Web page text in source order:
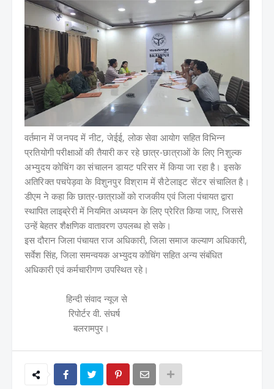
वर्तमान में जनपद में नीट, जेईई, लोक सेवा आयोग सहित विभिन्न
प्रतियोगी परीक्षाओं की तैयारी कर रहे छात्र-छात्राओं के लिए निशुल्क
अभ्युदय कोचिंग का संचालन डायट परिसर में किया जा रहा है। इसके
अतिरिक्त पचपेड़वा के विशुनपुर विश्राम में सैटेलाइट सेंटर संचालित है।
डीएम ने कहा कि छात्र-छात्राओं को राजकीय एवं जिला पंचायत द्वारा
स्थापित लाइब्रेरी में नियमित अध्ययन के लिए प्रेरित किया जाए, जिससे
उन्हें बेहतर शैक्षणिक वातावरण उपलब्ध हो सके।
इस दौरान जिला पंचायत राज अधिकारी, जिला समाज कल्याण अधिकारी,
सर्वेश सिंह, जिला समन्वयक अभ्युदय कोचिंग सहित अन्य संबंधित
अधिकारी एवं कर्मचारीगण उपस्थित रहे।
हिन्दी संवाद न्यूज से
रिपोर्टर वी. संघर्ष
बलरामपुर।